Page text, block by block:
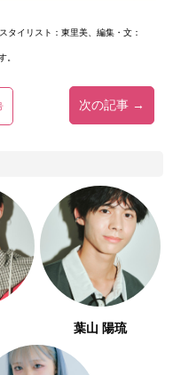
イリスト：東里美、編集・文：
。
次の記事 →
葉山 陽琉